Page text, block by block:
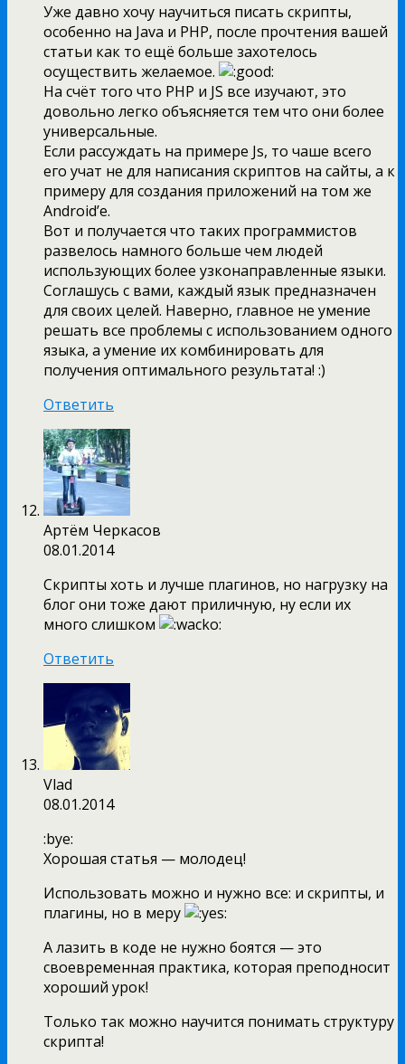
Уже давно хочу научиться писать скрипты,
особенно на Java и PHP, после прочтения вашей
статьи как то ещё больше захотелось
осуществить желаемое.
На счёт того что PHP и JS все изучают, это
довольно легко объясняется тем что они более
универсальные.
Если рассуждать на примере Js, то чаше всего
его учат не для написания скриптов на сайты, а к
примеру для создания приложений на том же
Android’е.
Вот и получается что таких программистов
развелось намного больше чем людей
использующих более узконаправленные языки.
Соглашусь с вами, каждый язык предназначен
для своих целей. Наверно, главное не умение
решать все проблемы с использованием одного
языка, а умение их комбинировать для
получения оптимального результата! :)
Ответить
Артём Черкасов
08.01.2014
Скрипты хоть и лучше плагинов, но нагрузку на
блог они тоже дают приличную, ну если их
много слишком
Ответить
Vlad
08.01.2014
:bye:
Хорошая статья — молодец!
Использовать можно и нужно все: и скрипты, и
плагины, но в меру
А лазить в коде не нужно боятся — это
своевременная практика, которая преподносит
хороший урок!
Только так можно научится понимать структуру
скрипта!